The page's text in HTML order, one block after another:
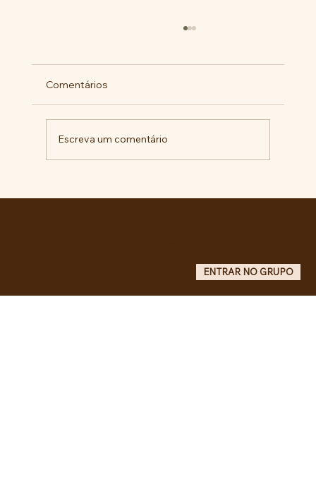
Comentários
Escreva um comentário
ENTRAR NO GRUPO